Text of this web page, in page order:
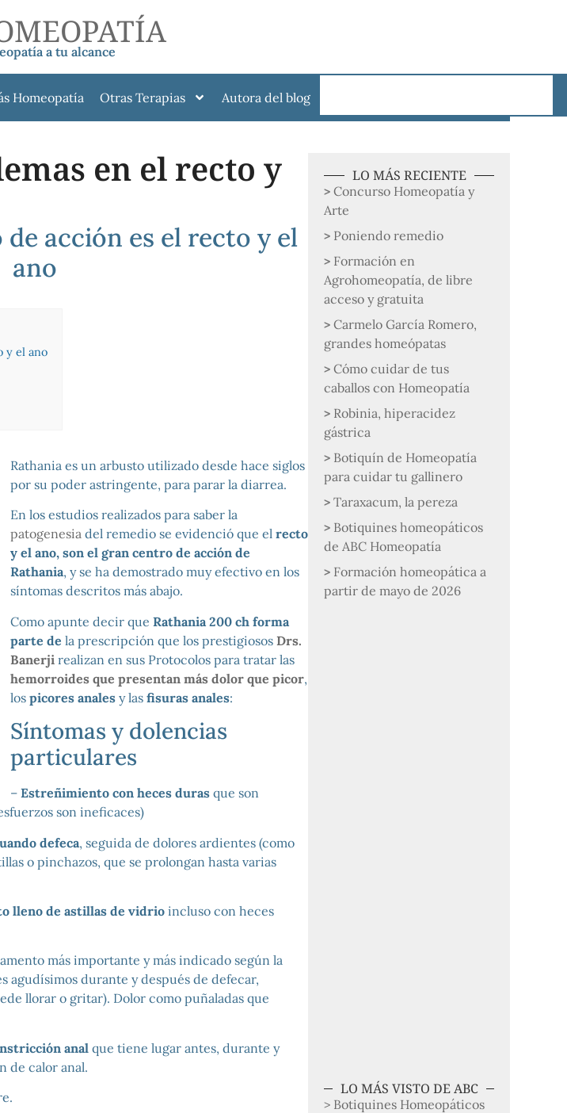
a tu alcance
Homeopatía Otras Terapias Autora del blog
en el recto y
acción es el recto y el
ano
y el ano
Rathania es un arbusto utilizado desde hace siglos
por su poder astringente, para parar la diarrea.
En los estudios realizados para saber la
patogenesiadel remedio se evidenció que el recto
y el ano, son el gran centro de acción de
Rathania, y se ha demostrado muy efectivo en los
síntomas descritos más abajo.
Como apunte decir que Rathania 200 ch forma
parte de la prescripción que los prestigiosos Drs.
Banerjirealizan en sus Protocolos para tratar las
hemorroides que presentan más dolor que picor,
los picores analesy las fisuras anales:
Síntomas y dolencias
particulares
– Estreñimiento con heces durasque son
son ineficaces)
defeca, seguida de dolores ardientes (como
o pinchazos, que se prolongan hasta varias
lleno de astillas de vidrioincluso con heces
más importante y más indicado según la
agudísimos durante y después de defecar,
llorar o gritar). Dolor como puñaladas que
analque tiene lugar antes, durante y
de calor anal.
LO MÁS RECIENTE
Concurso Homeopatía y
Arte
Poniendo remedio
Formación en
Agrohomeopatía, de libre
acceso y gratuita
Carmelo García Romero,
grandes homeópatas
Cómo cuidar de tus
caballos con Homeopatía
Robinia, hiperacidez
gástrica
Botiquín de Homeopatía
para cuidar tu gallinero
Taraxacum, la pereza
Botiquines homeopáticos
de ABC Homeopatía
Formación homeopática a
partir de mayo de 2026
LO MÁS VISTO DE ABC
> Botiquines Homeopáticos